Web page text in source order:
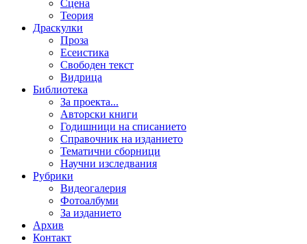
Сцена
Теория
Драскулки
Проза
Есеистика
Свободен текст
Видрица
Библиотека
За проекта...
Авторски книги
Годишници на списанието
Справочник на изданието
Тематични сборници
Научни изследвания
Рубрики
Видеогалерия
Фотоалбуми
За изданието
Архив
Контакт